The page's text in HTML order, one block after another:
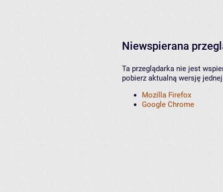
Niewspierana
Ta przeglądarka nie jest
pobierz aktualną wersję
Mozilla Firefox
Google Chrome